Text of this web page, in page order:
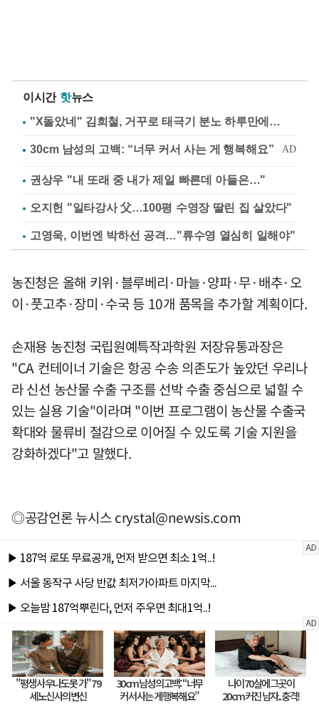
이시간 핫뉴스
"X돌았네" 김희철, 거꾸로 태극기 분노 하루만에…
권상우 "내 또래 중 내가 제일 빠른데 아들은…"
오지헌 "일타강사 父…100평 수영장 딸린 집 살았다"
고영욱, 이번엔 박하선 공격…"류수영 열심히 일해야"
농진청은 올해 키위·블루베리·마늘·양파·무·배추·오
이·풋고추·장미·수국 등 10개 품목을 추가할 계획이다.
손재용 농진청 국립원예특작과학원 저장유통과장은
"CA 컨테이너 기술은 항공 수송 의존도가 높았던 우리나
라 신선 농산물 수출 구조를 선박 수출 중심으로 넓힐 수
있는 실용 기술"이라며 "이번 프로그램이 농산물 수출국
확대와 물류비 절감으로 이어질 수 있도록 기술 지원을
강화하겠다"고 말했다.
◎공감언론 뉴시스crystal@newsis.com